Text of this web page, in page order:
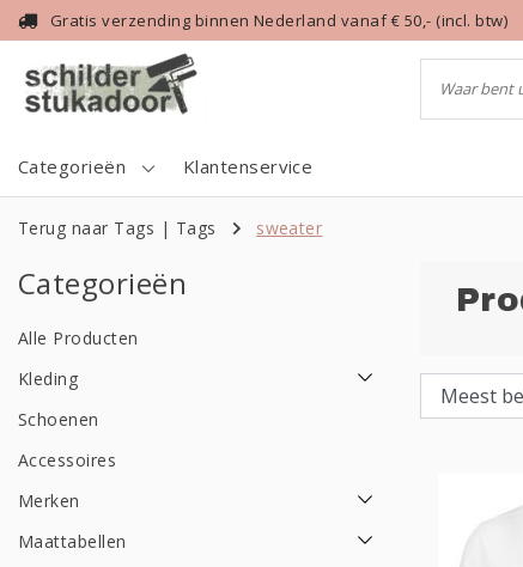
Gratis verzending binnen Nederland vanaf € 50,- (incl. btw)
Categorieën Klantenservice
Terug naar Tags | Tags sweater
Categorieën
Alle Producten
Kleding
Schoenen
Accessoires
Merken
Maattabellen